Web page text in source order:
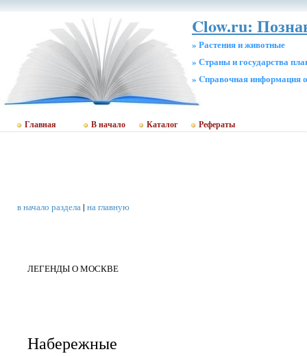
Clow.ru:
» Растения и животные
» Страны и государства
» Cправочная информация
Главная В начало Каталог Рефераты
в начало раздела| на главную
ЛЕГЕНДЫ О МОСКВЕ
Набережные